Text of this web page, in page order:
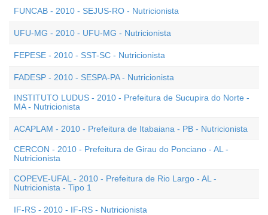
FUNCAB - 2010 - SEJUS-RO - Nutricionista
UFU-MG - 2010 - UFU-MG - Nutricionista
FEPESE - 2010 - SST-SC - Nutricionista
FADESP - 2010 - SESPA-PA - Nutricionista
INSTITUTO LUDUS - 2010 - Prefeitura de Sucupira do Norte -
MA - Nutricionista
ACAPLAM - 2010 - Prefeitura de Itabaiana - PB - Nutricionista
CERCON - 2010 - Prefeitura de Girau do Ponciano - AL -
Nutricionista
COPEVE-UFAL - 2010 - Prefeitura de Rio Largo - AL -
Nutricionista - Tipo 1
IF-RS - 2010 - IF-RS - Nutricionista